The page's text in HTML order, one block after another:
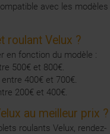
avec les modèles
roulant Velux ?
en fonction du modèle :
500€ et 800€.
400€ et 700€.
200€ et 400€.
au meilleur prix ?
roulants Velux, rendez-